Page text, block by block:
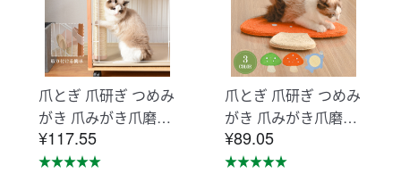
爪とぎ 爪研ぎ つめみ
がき 爪みがき爪磨き
猫用品ペット用品
【ベージュ】TX2858
¥117.55
爪とぎ 爪研ぎ つめみ
がき 爪みがき爪磨き
猫用品ペット用品
【オレンジ】TX2964
¥89.05